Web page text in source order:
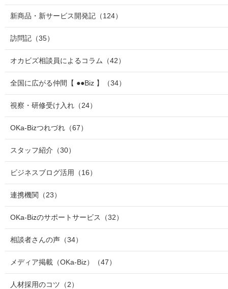
新商品・新サービス開発記 （124）
訪問記 （35）
オカビズ相談員によるコラム （42）
全国に広がる仲間【 ●●Biz 】 （34）
視察・研修受け入れ （24）
OKa-Bizつれづれ （67）
スタッフ紹介 （30）
ビジネスブログ活用 （16）
連携機関 （23）
OKa-Bizのサポートサービス （32）
相談者さんの声 （34）
メディア掲載（OKa-Biz） （47）
人材採用のコツ （2）